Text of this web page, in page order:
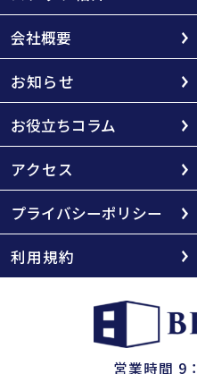
会社概要
お知らせ
お役立ちコラム
アクセス
プライバシーポリシー
利用規約
営業時間 9